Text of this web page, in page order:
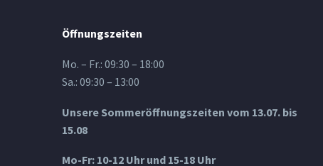
Öffnungszeiten
Mo. – Fr.: 09:30 – 18:00
Sa.: 09:30 – 13:00
Unsere Sommeröffnungszeiten vom 13.07. bis
15.08
Mo-Fr: 10-12 Uhr und 15-18 Uhr